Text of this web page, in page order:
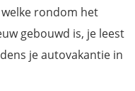
rondom het
gebouwd is, je leest
je autovakantie in